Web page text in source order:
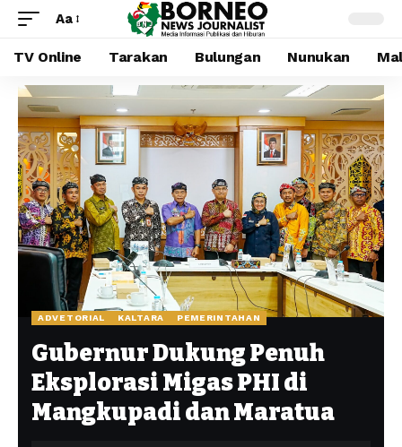
Aa
TV Online Tarakan Bulungan Nunukan
ADVETORIAL KALTARA PEMERINTAHAN
Gubernur Dukung Penuh
Eksplorasi Migas PHI di
Mangkupadi dan Maratua